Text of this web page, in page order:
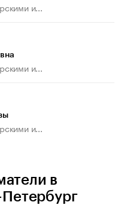
и...
и...
и...
в